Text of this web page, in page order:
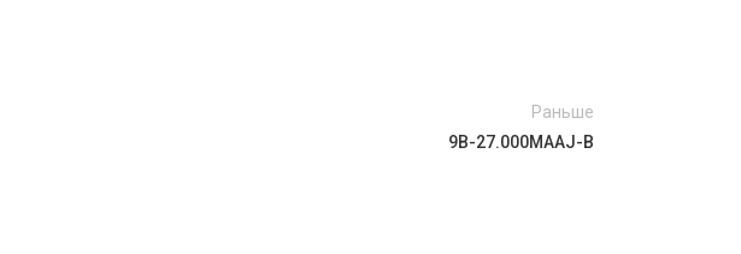
Раньше
9B-27.000MAAJ-B